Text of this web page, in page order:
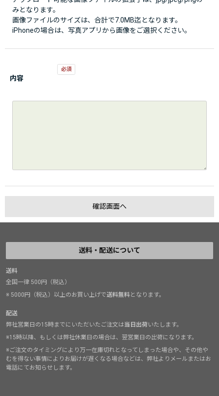
みとなります。
画像ファイルのサイズは、合計で7.0MB迄となります。
iPhoneの場合は、写真アプリから画像をご選択ください。
内容
送料・配送について
送料
全国一律 500円（税込）
※ 5000円（税込）以上のお買い上げで送料無料となります。
配送
弊社営業日の15時までにいただいたご注文は当日出荷いたします。
※15時以降、もしくは弊社休業日の場合は、翌営業日の出荷になります。
※ご注文のタイミングにより万一在庫切れとなってしまった場合や、その他や
むを得ない事情によりお届けが遅くなる場合などは、弊社よりメールまたはお
電話にてお知らせします。